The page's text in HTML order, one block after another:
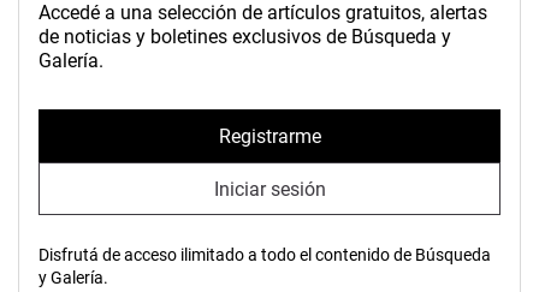
Accedé a una selección de artículos gratuitos, alertas
de noticias y boletines exclusivos de Búsqueda y
Galería.
Registrarme
Iniciar sesión
Disfrutá de acceso ilimitado a todo el contenido de Búsqueda
y Galería.